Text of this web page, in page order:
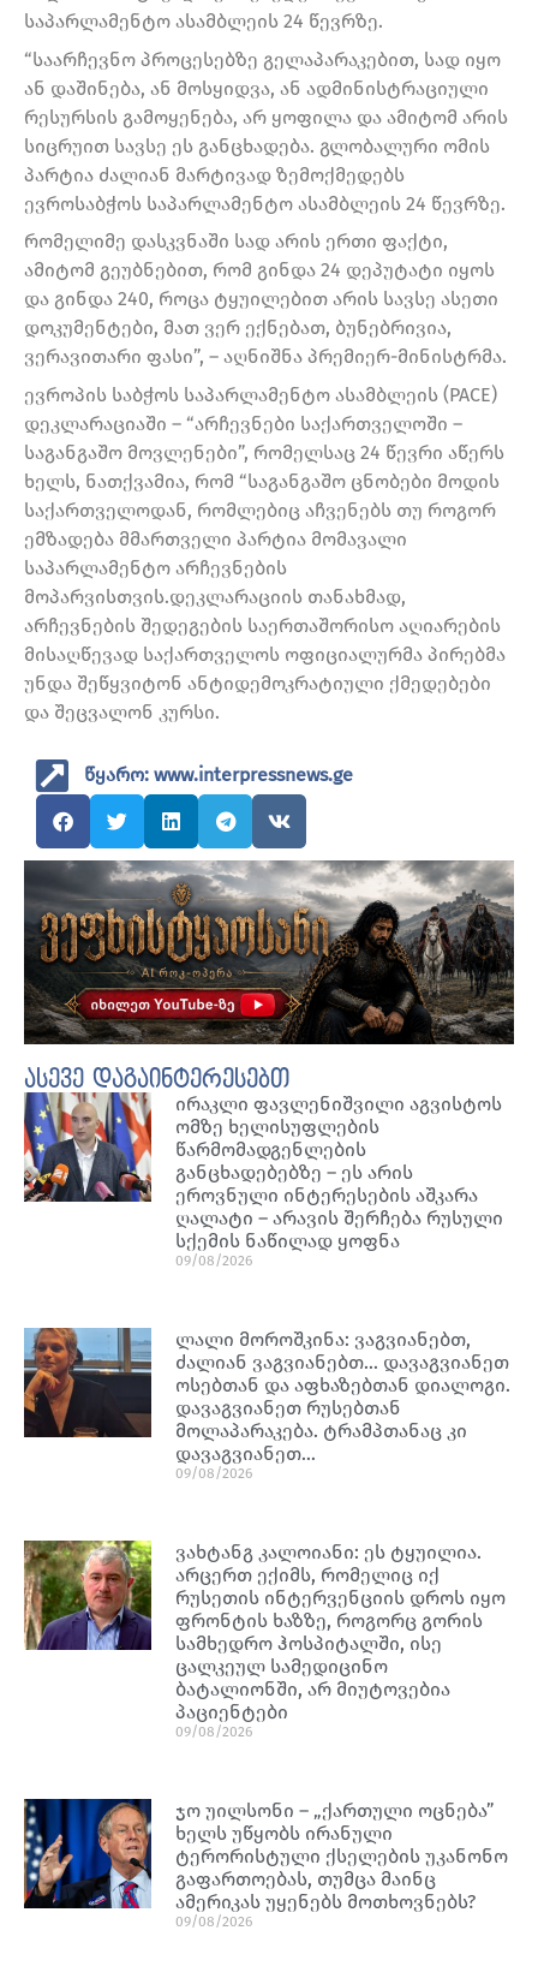
საპარლამენტო ასამბლეის 24 წევრზე.
“საარჩევნო პროცესებზე გელაპარაკებით, სად იყო
ან დაშინება, ან მოსყიდვა, ან ადმინისტრაციული
რესურსის გამოყენება, არ ყოფილა და ამიტომ არის
სიცრუით სავსე ეს განცხადება. გლობალური ომის
პარტია ძალიან მარტივად ზემოქმედებს
ევროსაბჭოს საპარლამენტო ასამბლეის 24 წევრზე.
რომელიმე დასკვნაში სად არის ერთი ფაქტი,
ამიტომ გეუბნებით, რომ გინდა 24 დეპუტატი იყოს
და გინდა 240, როცა ტყუილებით არის სავსე ასეთი
დოკუმენტები, მათ ვერ ექნებათ, ბუნებრივია,
ვერავითარი ფასი”, – აღნიშნა პრემიერ-მინისტრმა.
ევროპის საბჭოს საპარლამენტო ასამბლეის (PACE)
დეკლარაციაში – “არჩევნები საქართველოში –
საგანგაშო მოვლენები”, რომელსაც 24 წევრი აწერს
ხელს, ნათქვამია, რომ “საგანგაშო ცნობები მოდის
საქართველოდან, რომლებიც აჩვენებს თუ როგორ
ემზადება მმართველი პარტია მომავალი
საპარლამენტო არჩევნების
მოპარვისთვის.დეკლარაციის თანახმად,
არჩევნების შედეგების საერთაშორისო აღიარების
მისაღწევად საქართველოს ოფიციალურმა პირებმა
უნდა შეწყვიტონ ანტიდემოკრატიული ქმედებები
და შეცვალონ კურსი.
წყარო: www.interpressnews.ge
ასევე დაგაინტერესებთ
ირაკლი ფავლენიშვილი აგვისტოს
ომზე ხელისუფლების
წარმომადგენლების
განცხადებებზე – ეს არის
ეროვნული ინტერესების აშკარა
ღალატი – არავის შერჩება რუსული
სქემის ნაწილად ყოფნა
09/08/2026
ლალი მოროშკინა: ვაგვიანებთ,
ძალიან ვაგვიანებთ… დავაგვიანეთ
ოსებთან და აფხაზებთან დიალოგი.
დავაგვიანეთ რუსებთან
მოლაპარაკება. ტრამპთანაც კი
დავაგვიანეთ…
09/08/2026
ვახტანგ კალოიანი: ეს ტყუილია.
არცერთ ექიმს, რომელიც იქ
რუსეთის ინტერვენციის დროს იყო
ფრონტის ხაზზე, როგორც გორის
სამხედრო ჰოსპიტალში, ისე
ცალკეულ სამედიცინო
ბატალიონში, არ მიუტოვებია
პაციენტები
09/08/2026
ჯო უილსონი – „ქართული ოცნება”
ხელს უწყობს ირანული
ტერორისტული ქსელების უკანონო
გაფართოებას, თუმცა მაინც
ამერიკას უყენებს მოთხოვნებს?
09/08/2026